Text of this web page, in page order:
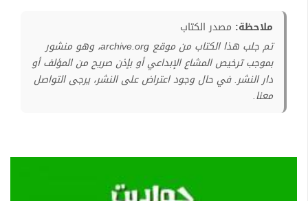
ملاحظة: مصدر الكتاب
تم جلب هذا الكتاب من موقع archive.org، وهو منشور
بموجب ترخيص المشاع الإبداعي أو بإذن صريح من المؤلف أو
دار النشر. في حال وجود اعتراض على النشر، يرجى التواصل
معنا.